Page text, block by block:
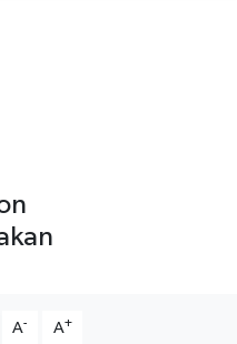
A- A+